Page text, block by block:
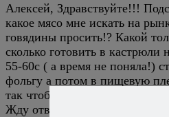
Алексей, Здравствуйте!!!
какое мясо мне искать на
говядины просить!? Какой
сколько готовить в
55-60c ( а время не поняла!)
фольгу а потом в пищевую
так чтоб туда вода не попадала?
Жду ответа!!!